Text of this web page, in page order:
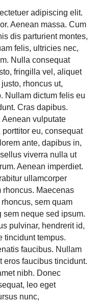
adipiscing elit.
Aenean massa. Cum
dis parturient montes,
felis, ultricies nec,
Nulla consequat
fringilla vel, aliquet
rhoncus ut,
Nullam dictum felis eu
Cras dapibus.
vulputate
eu, consequat
ante, dapibus in,
viverra nulla ut
Aenean imperdiet.
ullamcorper
rhoncus. Maecenas
sem quam
neque sed ipsum.
pulvinar, hendrerit id,
tincidunt tempus.
faucibus. Nullam
eros faucibus tincidunt.
nibh. Donec
leo eget
nunc,
Телеграм